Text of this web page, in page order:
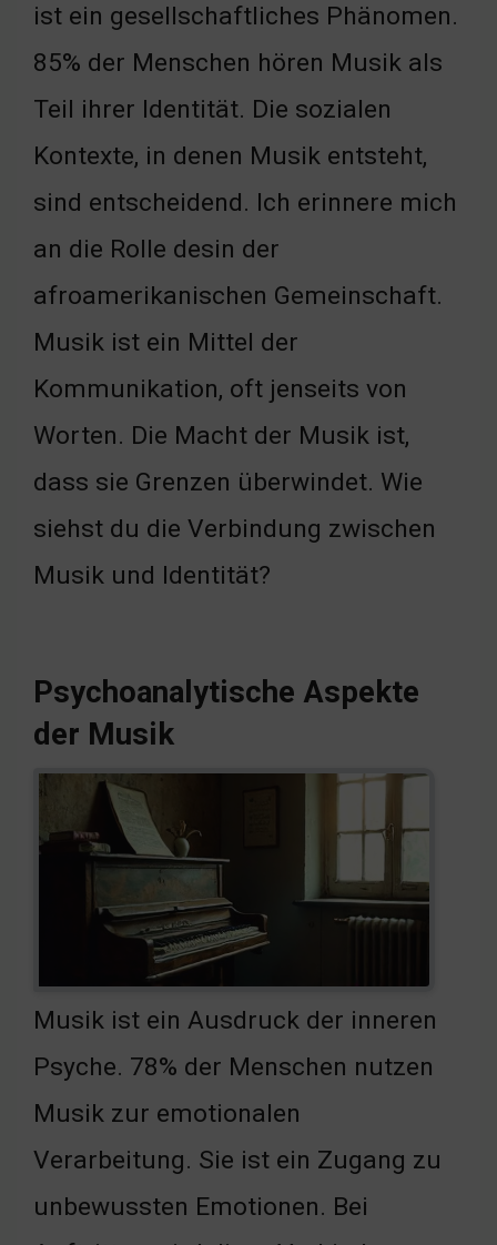
ist ein gesellschaftliches Phänomen.
85% der Menschen hören Musik als
Teil ihrer Identität. Die sozialen
Kontexte, in denen Musik entsteht,
sind entscheidend. Ich erinnere mich
an die Rolle desin der
afroamerikanischen Gemeinschaft.
Musik ist ein Mittel der
Kommunikation, oft jenseits von
Worten. Die Macht der Musik ist,
dass sie Grenzen überwindet. Wie
siehst du die Verbindung zwischen
Musik und Identität?
Psychoanalytische Aspekte
der Musik
Musik ist ein Ausdruck der inneren
Psyche. 78% der Menschen nutzen
Musik zur emotionalen
Verarbeitung. Sie ist ein Zugang zu
unbewussten Emotionen. Bei